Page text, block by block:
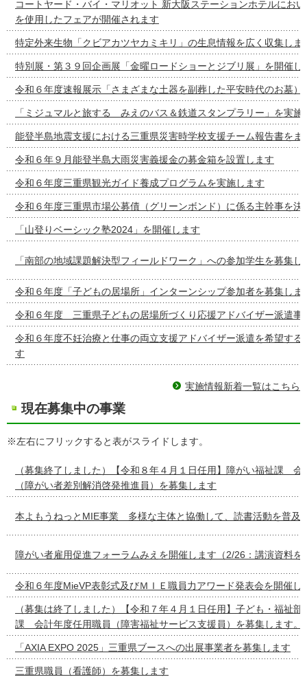
コートヤード・バイ・マリオット 新大阪ステーションホテルにお
を使用したフェアが開催されます
特定外来生物「クビアカツヤカミキリ」の生息情報を広く収集しま
特別展・第３９回企画展「金曜ロードショーとジブリ展」を開催し
令和６年度速報展示「さまざまな土器を副葬した平安時代のお墓）
「ミジュマルと旅する みえのバス＆鉄道スタンプラリー」を実施
能登半島地震支援における三重県災害時学校支援チーム報告書をま
令和６年９月能登半島大雨災害義援金の募金箱を設置します
令和６年度三重県観光ガイド養成プログラムを実施します
令和６年度三重県市場公募債（グリーンボンド）に係る主幹事を決
「山登りベーシック塾2024」を開催します
「南部の地域課題解決型フィールドワーク」への参加学生を募集し
令和６年度「子どもの居場所」インターンシップ参加者を募集しま
令和６年度 三重県子どもの居場所づくり応援アドバイザー派遣事
令和６年度不妊治療と仕事の両立支援アドバイザー派遣を希望する
す
実施情報新着一覧はこちら
現在募集中の事業
※左右にフリックすると表がスライドします。
（募集終了しました）【令和８年４月１日任用】障がい福祉課 会
（障がい者差別解消啓発推進員）を募集します
本よもうねっとMIE事業 多様な主体と協働して、読書活動を普及
障がい者雇用促進フォーラムみえを開催します（2/26：講演資料を
令和６年度MieVP表彰式及びＭＩＥ職員力アワード発表会を開催し
（募集は終了しました）【令和７年４月１日任用】子ども・福祉
課 会計年度任用職員（障害福祉サービス支援員）を募集します。
「AXIA EXPO 2025」三重県ブースへの出展事業者を募集します
三重県職員（看護師）を募集します